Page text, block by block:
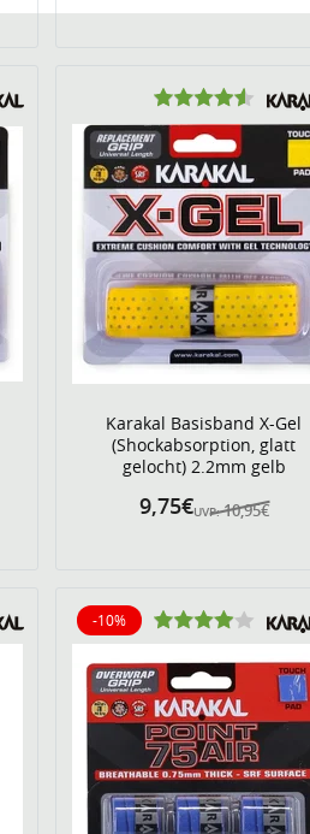
Karakal Basisband X-Gel
(Shockabsorption, glatt
gelocht) 2.2mm gelb
UVP: 10,95€
9,75€
-10%
10% reduziert